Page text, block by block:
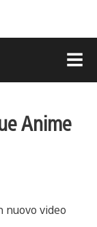
Anime